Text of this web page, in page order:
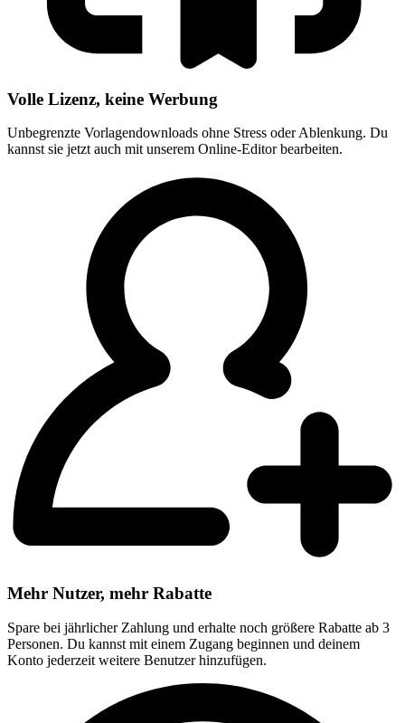
Volle Lizenz, keine Werbung
Unbegrenzte Vorlagendownloads ohne Stress oder Ablenkung. Du
kannst sie jetzt auch mit unserem Online-Editor bearbeiten.
Mehr Nutzer, mehr Rabatte
Spare bei jährlicher Zahlung und erhalte noch größere Rabatte ab 3
Personen. Du kannst mit einem Zugang beginnen und deinem
Konto jederzeit weitere Benutzer hinzufügen.